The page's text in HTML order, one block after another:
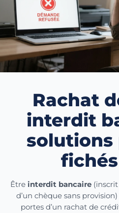
Rachat
interdit
solutions
fichés
Être interdit bancaire(inscrit
d’un chèque sans
portes d’un rachat de